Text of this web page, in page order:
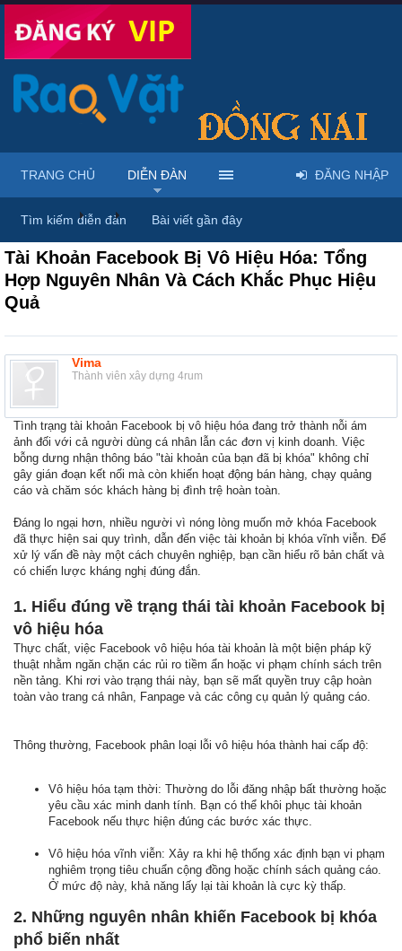
Diễn đàn ... Thảo luận chung & chia sẻ kinh nghiệm
Tài Khoản Facebook Bị Vô Hiệu Hóa: Tổng
Hợp Nguyên Nhân Và Cách Khắc Phục Hiệu
Quả
Vima
Thành viên xây dựng 4rum
Tình trạng tài khoản Facebook bị vô hiệu hóa đang trở thành nỗi ám
ảnh đối với cả người dùng cá nhân lẫn các đơn vị kinh doanh. Việc
bỗng dưng nhận thông báo "tài khoản của bạn đã bị khóa" không chỉ
gây gián đoạn kết nối mà còn khiến hoạt động bán hàng, chạy quảng
cáo và chăm sóc khách hàng bị đình trệ hoàn toàn.
Đáng lo ngại hơn, nhiều người vì nóng lòng muốn mở khóa Facebook
đã thực hiện sai quy trình, dẫn đến việc tài khoản bị khóa vĩnh viễn. Để
xử lý vấn đề này một cách chuyên nghiệp, bạn cần hiểu rõ bản chất và
có chiến lược kháng nghị đúng đắn.
1. Hiểu đúng về trạng thái tài khoản Facebook bị
vô hiệu hóa
Thực chất, việc Facebook vô hiệu hóa tài khoản là một biện pháp kỹ
thuật nhằm ngăn chặn các rủi ro tiềm ẩn hoặc vi phạm chính sách trên
nền tảng. Khi rơi vào trạng thái này, bạn sẽ mất quyền truy cập hoàn
toàn vào trang cá nhân, Fanpage và các công cụ quản lý quảng cáo.
Thông thường, Facebook phân loại lỗi vô hiệu hóa thành hai cấp độ:
Vô hiệu hóa tạm thời: Thường do lỗi đăng nhập bất thường hoặc
yêu cầu xác minh danh tính. Bạn có thể khôi phục tài khoản
Facebook nếu thực hiện đúng các bước xác thực.
Vô hiệu hóa vĩnh viễn: Xảy ra khi hệ thống xác định bạn vi phạm
nghiêm trọng tiêu chuẩn cộng đồng hoặc chính sách quảng cáo.
Ở mức độ này, khả năng lấy lại tài khoản là cực kỳ thấp.
2. Những nguyên nhân khiến Facebook bị khóa
phổ biến nhất
TRANG CHỦ DIỄN ĐÀN
Tìm kiếm diễn đàn Bài viết gần đây
ĐĂNG NHẬP